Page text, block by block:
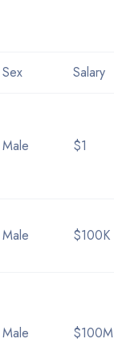
Sex Salary
Male $1
Male $100K
Male $100M